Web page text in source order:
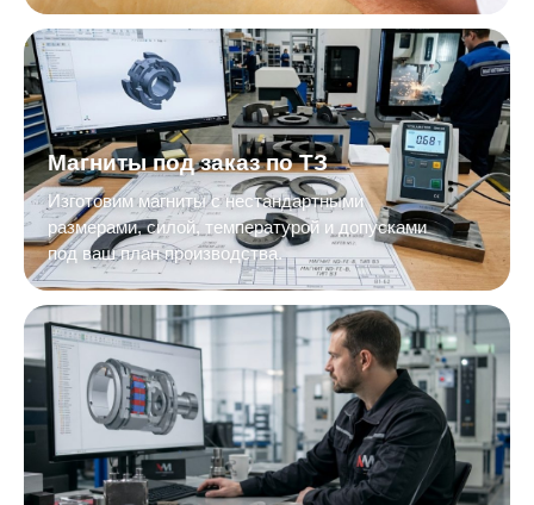
Магниты под заказ по ТЗ
Изготовим магниты с нестандартными
размерами, силой, температурой и допусками
под ваш план производства.